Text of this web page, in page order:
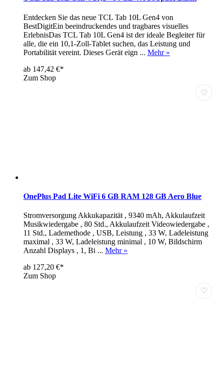
Entdecken Sie das neue TCL Tab 10L Gen4 von
BestDigitEin beeindruckendes und tragbares visuelles
ErlebnisDas TCL Tab 10L Gen4 ist der ideale Begleiter für
alle, die ein 10,1-Zoll-Tablet suchen, das Leistung und
Portabilität vereint. Dieses Gerät eign ... Mehr »
ab 147,42 €*
Zum Shop
♡
OnePlus Pad Lite WiFi 6 GB RAM 128 GB Aero Blue
Stromversorgung Akkukapazität , 9340 mAh, Akkulaufzeit
Musikwiedergabe , 80 Std., Akkulaufzeit Videowiedergabe ,
11 Std., Lademethode , USB, Leistung , 33 W, Ladeleistung
maximal , 33 W, Ladeleistung minimal , 10 W, Bildschirm
Anzahl Displays , 1, Bi ... Mehr »
ab 127,20 €*
Zum Shop
♡